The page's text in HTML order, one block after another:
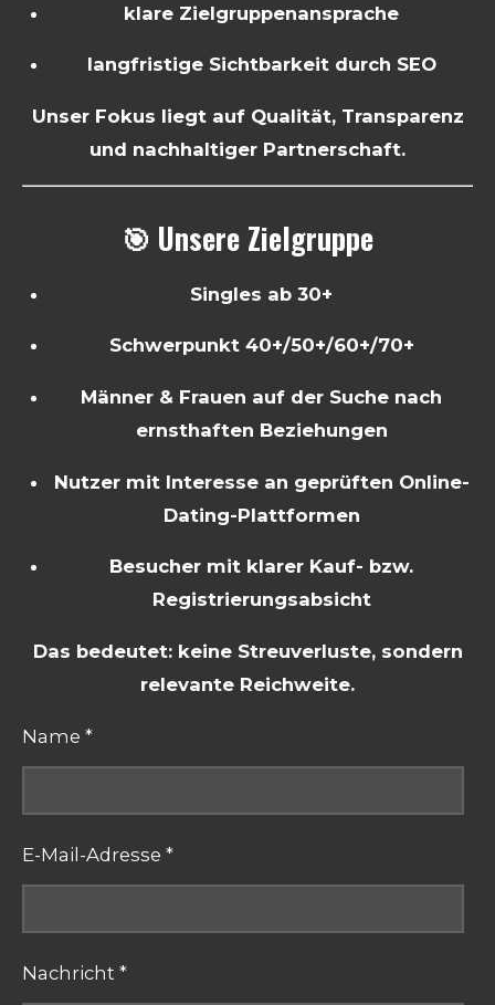
klare Zielgruppenansprache
langfristige Sichtbarkeit durch SEO
Unser Fokus liegt auf Qualität, Transparenz
und nachhaltiger Partnerschaft.
🎯 Unsere Zielgruppe
Singles ab 30+
Schwerpunkt 40+/50+/60+/70+
Männer & Frauen auf der Suche nach
ernsthaften Beziehungen
Nutzer mit Interesse an geprüften Online-
Dating-Plattformen
Besucher mit klarer Kauf- bzw.
Registrierungsabsicht
Das bedeutet: keine Streuverluste, sondern
relevante Reichweite.
Name *
E-Mail-Adresse *
Nachricht *